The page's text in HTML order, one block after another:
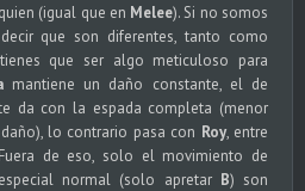
(igual que en Melee). Si no somos
que son diferentes, tanto como
que ser algo meticuloso para
mantiene un daño constante, el de
da con la espada completa (menor
lo contrario pasa con Roy, entre
de eso, solo el movimiento de
normal (solo apretar B) son